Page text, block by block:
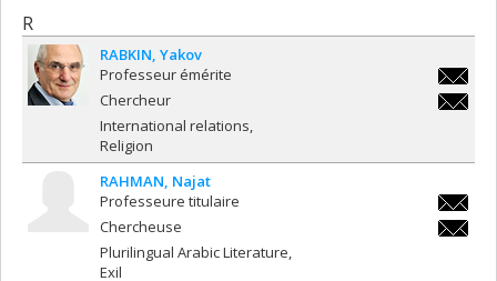
R
RABKIN Yakov
Professeur émérite
Chercheur
International relations
Religion
RAHMAN Najat
Professeure titulaire
Chercheuse
Plurilingual Arabic Literature
Exil